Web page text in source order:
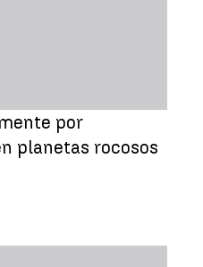
por
planetas rocosos